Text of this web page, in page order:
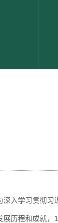
深入学习贯彻习
展历程和成就，